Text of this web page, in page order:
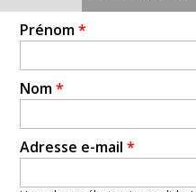
Prénom*
Nom*
Adresse e-mail *